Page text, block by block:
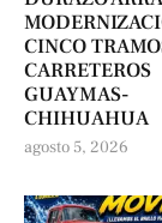
CINCO
CARRETEROS
GUAYMAS-
CHIHUAHUA
agosto 5, 2026